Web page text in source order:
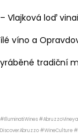
Vlajková loď
víno a
tradiční
#WineCulture